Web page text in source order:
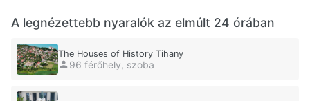
A legnézettebb nyaralók az elmúlt 24 órában
The Houses of History Tihany
96 férőhely, szoba